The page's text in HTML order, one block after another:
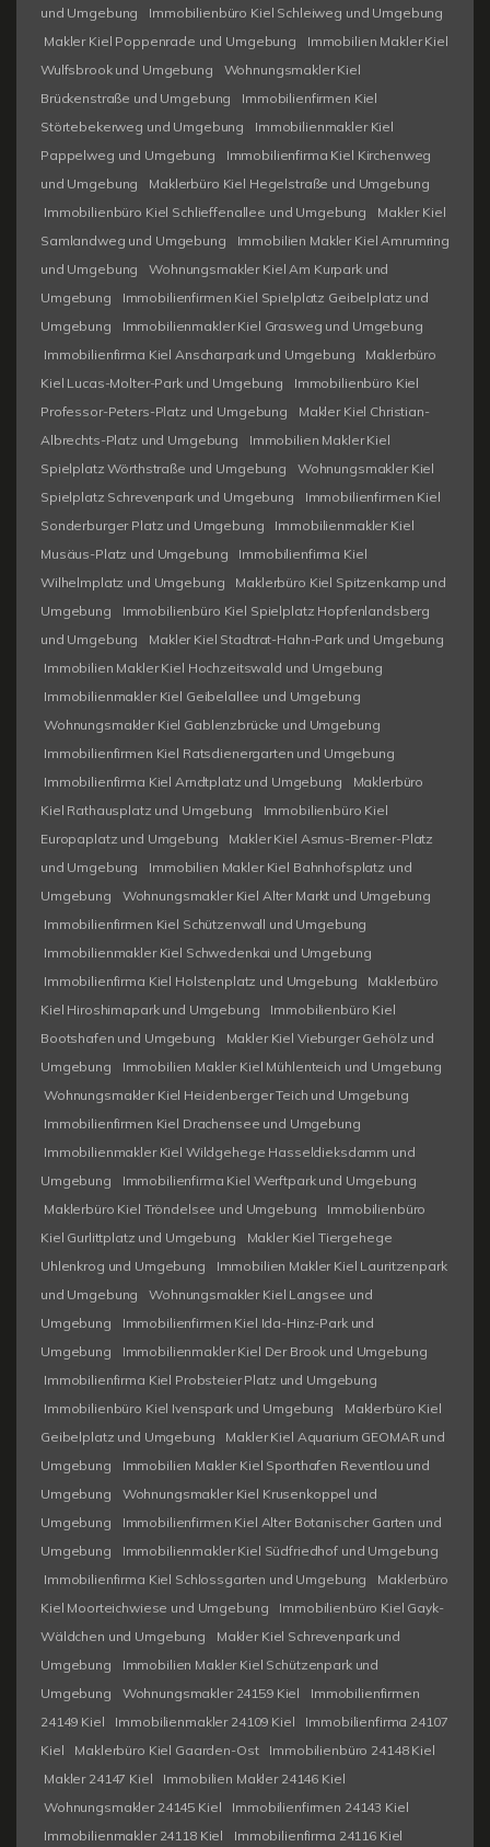
und Umgebung
Immobilienbüro Kiel Schleiweg und Umgebung
Makler Kiel Poppenrade und Umgebung
Immobilien Makler Kiel
Wulfsbrook und Umgebung
Wohnungsmakler Kiel
Brückenstraße und Umgebung
Immobilienfirmen Kiel
Störtebekerweg und Umgebung
Immobilienmakler Kiel
Pappelweg und Umgebung
Immobilienfirma Kiel Kirchenweg
und Umgebung
Maklerbüro Kiel Hegelstraße und Umgebung
Immobilienbüro Kiel Schlieffenallee und Umgebung
Makler Kiel
Samlandweg und Umgebung
Immobilien Makler Kiel Amrumring
und Umgebung
Wohnungsmakler Kiel Am Kurpark und
Umgebung
Immobilienfirmen Kiel Spielplatz Geibelplatz und
Umgebung
Immobilienmakler Kiel Grasweg und Umgebung
Immobilienfirma Kiel Anscharpark und Umgebung
Maklerbüro
Kiel Lucas-Molter-Park und Umgebung
Immobilienbüro Kiel
Professor-Peters-Platz und Umgebung
Makler Kiel Christian-
Albrechts-Platz und Umgebung
Immobilien Makler Kiel
Spielplatz Wörthstraße und Umgebung
Wohnungsmakler Kiel
Spielplatz Schrevenpark und Umgebung
Immobilienfirmen Kiel
Sonderburger Platz und Umgebung
Immobilienmakler Kiel
Musäus-Platz und Umgebung
Immobilienfirma Kiel
Wilhelmplatz und Umgebung
Maklerbüro Kiel Spitzenkamp und
Umgebung
Immobilienbüro Kiel Spielplatz Hopfenlandsberg
und Umgebung
Makler Kiel Stadtrat-Hahn-Park und Umgebung
Immobilien Makler Kiel Hochzeitswald und Umgebung
Immobilienmakler Kiel Geibelallee und Umgebung
Wohnungsmakler Kiel Gablenzbrücke und Umgebung
Immobilienfirmen Kiel Ratsdienergarten und Umgebung
Immobilienfirma Kiel Arndtplatz und Umgebung
Maklerbüro
Kiel Rathausplatz und Umgebung
Immobilienbüro Kiel
Europaplatz und Umgebung
Makler Kiel Asmus-Bremer-Platz
und Umgebung
Immobilien Makler Kiel Bahnhofsplatz und
Umgebung
Wohnungsmakler Kiel Alter Markt und Umgebung
Immobilienfirmen Kiel Schützenwall und Umgebung
Immobilienmakler Kiel Schwedenkai und Umgebung
Immobilienfirma Kiel Holstenplatz und Umgebung
Maklerbüro
Kiel Hiroshimapark und Umgebung
Immobilienbüro Kiel
Bootshafen und Umgebung
Makler Kiel Vieburger Gehölz und
Umgebung
Immobilien Makler Kiel Mühlenteich und Umgebung
Wohnungsmakler Kiel Heidenberger Teich und Umgebung
Immobilienfirmen Kiel Drachensee und Umgebung
Immobilienmakler Kiel Wildgehege Hasseldieksdamm und
Umgebung
Immobilienfirma Kiel Werftpark und Umgebung
Maklerbüro Kiel Tröndelsee und Umgebung
Immobilienbüro
Kiel Gurlittplatz und Umgebung
Makler Kiel Tiergehege
Uhlenkrog und Umgebung
Immobilien Makler Kiel Lauritzenpark
und Umgebung
Wohnungsmakler Kiel Langsee und
Umgebung
Immobilienfirmen Kiel Ida-Hinz-Park und
Umgebung
Immobilienmakler Kiel Der Brook und Umgebung
Immobilienfirma Kiel Probsteier Platz und Umgebung
Immobilienbüro Kiel Ivenspark und Umgebung
Maklerbüro Kiel
Geibelplatz und Umgebung
Makler Kiel Aquarium GEOMAR und
Umgebung
Immobilien Makler Kiel Sporthafen Reventlou und
Umgebung
Wohnungsmakler Kiel Krusenkoppel und
Umgebung
Immobilienfirmen Kiel Alter Botanischer Garten und
Umgebung
Immobilienmakler Kiel Südfriedhof und Umgebung
Immobilienfirma Kiel Schlossgarten und Umgebung
Maklerbüro
Kiel Moorteichwiese und Umgebung
Immobilienbüro Kiel Gayk-
Wäldchen und Umgebung
Makler Kiel Schrevenpark und
Umgebung
Immobilien Makler Kiel Schützenpark und
Umgebung
Wohnungsmakler 24159 Kiel
Immobilienfirmen
24149 Kiel
Immobilienmakler 24109 Kiel
Immobilienfirma 24107
Kiel
Maklerbüro Kiel Gaarden-Ost
Immobilienbüro 24148 Kiel
Makler 24147 Kiel
Immobilien Makler 24146 Kiel
Wohnungsmakler 24145 Kiel
Immobilienfirmen 24143 Kiel
Immobilienmakler 24118 Kiel
Immobilienfirma 24116 Kiel